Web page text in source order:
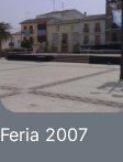
Feria 2007